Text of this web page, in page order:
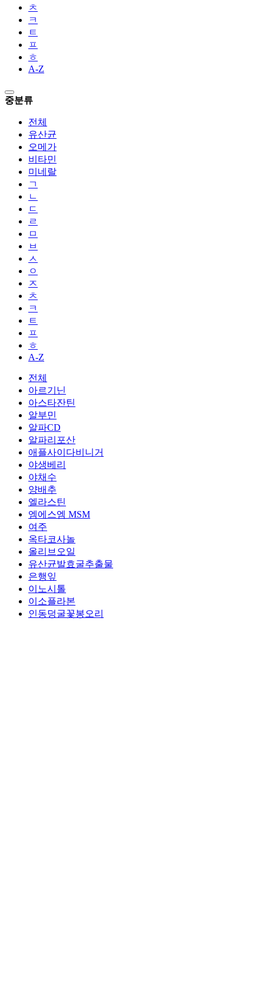
ㅊ
ㅋ
ㅌ
ㅍ
ㅎ
A-Z
중분류
전체
유산균
오메가
비타민
미네랄
ㄱ
ㄴ
ㄷ
ㄹ
ㅁ
ㅂ
ㅅ
ㅇ
ㅈ
ㅊ
ㅋ
ㅌ
ㅍ
ㅎ
A-Z
전체
아르기닌
아스타잔틴
알부민
알파CD
알파리포산
애플사이다비니거
야생베리
야채수
양배추
엘라스틴
엠에스엠 MSM
여주
옥타코사놀
올리브오일
유산균발효굴추출물
은행잎
이노시톨
이소플라본
인동덩굴꽃봉오리